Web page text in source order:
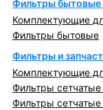
Фильтры бытовые
Комплектующие
Фильтры бытовые
Фильтры и
Комплектующие
Фильтры
Фильтры